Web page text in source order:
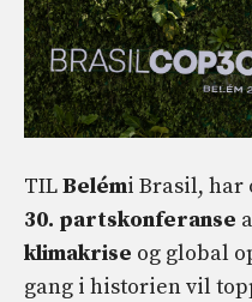
TILBelémi Brasil, har
30. partskonferanse
klimakrise og global
gang i historien vil